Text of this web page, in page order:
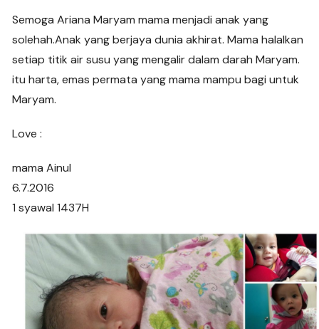
Semoga Ariana Maryam mama menjadi anak yang
solehah.Anak yang berjaya dunia akhirat. Mama halalkan
setiap titik air susu yang mengalir dalam darah Maryam.
itu harta, emas permata yang mama mampu bagi untuk
Maryam.
Love :
mama Ainul
6.7.2016
1 syawal 1437H